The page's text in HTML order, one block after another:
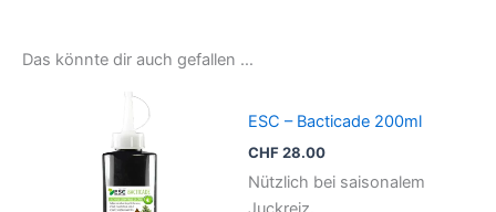
Das könnte dir auch gefallen …
ESC – Bacticade 200ml
CHF28.00
Nützlich bei saisonalem